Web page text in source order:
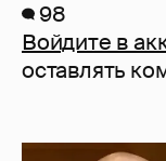
98
Войдите в
оставлять